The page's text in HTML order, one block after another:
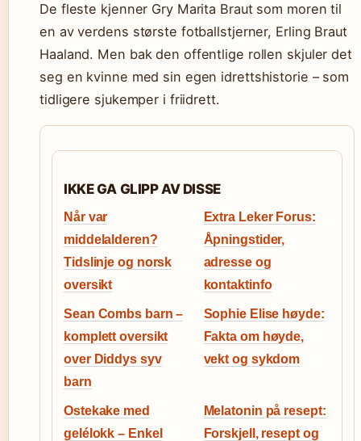
De fleste kjenner Gry Marita Braut som moren til
en av verdens største fotballstjerner, Erling Braut
Haaland. Men bak den offentlige rollen skjuler det
seg en kvinne med sin egen idrettshistorie – som
tidligere sjukemper i friidrett.
IKKE GA GLIPP AV DISSE
Når var
middelalderen?
Tidslinje og norsk
oversikt
Extra Leker Forus:
Åpningstider,
adresse og
kontaktinfo
Sean Combs barn –
komplett oversikt
over Diddys syv
barn
Sophie Elise høyde:
Fakta om høyde,
vekt og sykdom
Ostekake med
gelélokk – Enkel
Melatonin på resept:
Forskjell, resept og